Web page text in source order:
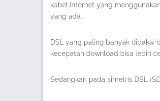
kabel Internet yang
yang ada.
DSL yang paling banyak dipakai
kecepatan download bisa lebih
Sedangkan pada simetris DSL